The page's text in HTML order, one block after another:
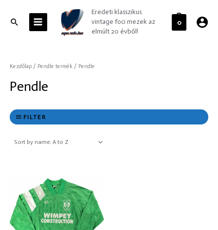
contentSearchMENU
Eredeti klasszikus
vintage foci mezek az
elmúlt 20 évből!
0
Kezdőlap / Pendle termék / Pendle
Pendle
FILTER